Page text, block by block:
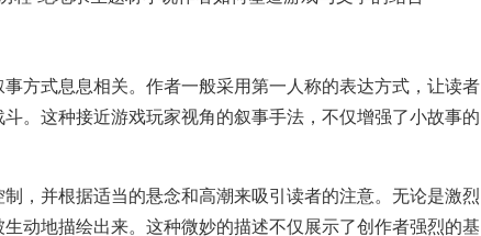
方式息息相关。作者一般采用第一人称的表达方式，让读者
。这种接近游戏玩家视角的叙事手法，不仅增强了小故事的
，并根据适当的悬念和高潮来吸引读者的注意。无论是激烈
动地描绘出来。这种微妙的描述不仅展示了创作者强烈的基